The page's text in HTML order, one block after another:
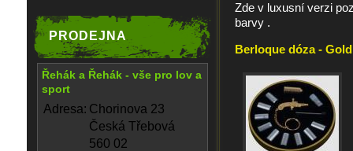
PRODEJNA
Řehák a Řehák - vše pro lov a
sport
Adresa: Chorinova 23
Česká Třebová
560 02
Zde v luxusní verzi
barvy .
Berloque dóza -